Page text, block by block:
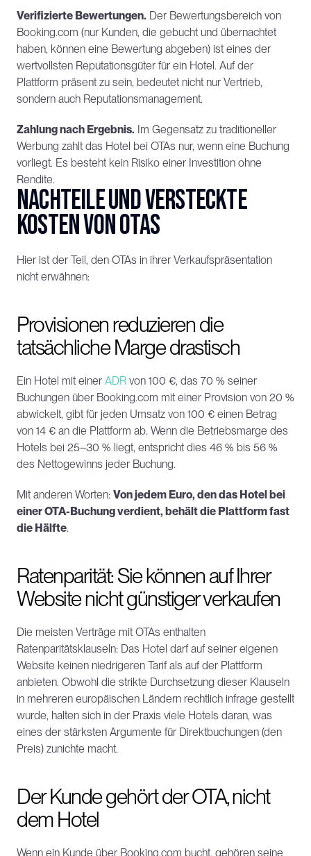
Verifizierte Bewertungen. Der Bewertungsbereich von
Booking.com (nur Kunden, die gebucht und übernachtet
haben, können eine Bewertung abgeben) ist eines der
wertvollsten Reputationsgüter für ein Hotel. Auf der
Plattform präsent zu sein, bedeutet nicht nur Vertrieb,
sondern auch Reputationsmanagement.
Zahlung nach Ergebnis. Im Gegensatz zu traditioneller
Werbung zahlt das Hotel bei OTAs nur, wenn eine Buchung
vorliegt. Es besteht kein Risiko einer Investition ohne
Rendite.
Nachteile und versteckte
Kosten von OTAs
Hier ist der Teil, den OTAs in ihrer Verkaufspräsentation
nicht erwähnen:
Provisionen reduzieren die
tatsächliche Marge drastisch
Ein Hotel mit einer ADR von 100 €, das 70 % seiner
Buchungen über Booking.com mit einer Provision von 20 %
abwickelt, gibt für jeden Umsatz von 100 € einen Betrag
von 14 € an die Plattform ab. Wenn die Betriebsmarge des
Hotels bei 25–30 % liegt, entspricht dies 46 % bis 56 %
des Nettogewinns jeder Buchung.
Mit anderen Worten: Von jedem Euro, den das Hotel bei
einer OTA-Buchung verdient, behält die Plattform fast
die Hälfte.
Ratenparität: Sie können auf Ihrer
Website nicht günstiger verkaufen
Die meisten Verträge mit OTAs enthalten
Ratenparitätsklauseln: Das Hotel darf auf seiner eigenen
Website keinen niedrigeren Tarif als auf der Plattform
anbieten. Obwohl die strikte Durchsetzung dieser Klauseln
in mehreren europäischen Ländern rechtlich infrage gestellt
wurde, halten sich in der Praxis viele Hotels daran, was
eines der stärksten Argumente für Direktbuchungen (den
Preis) zunichte macht.
Der Kunde gehört der OTA, nicht
dem Hotel
Wenn ein Kunde über Booking.com bucht, gehören seine